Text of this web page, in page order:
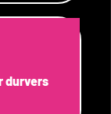
durvers